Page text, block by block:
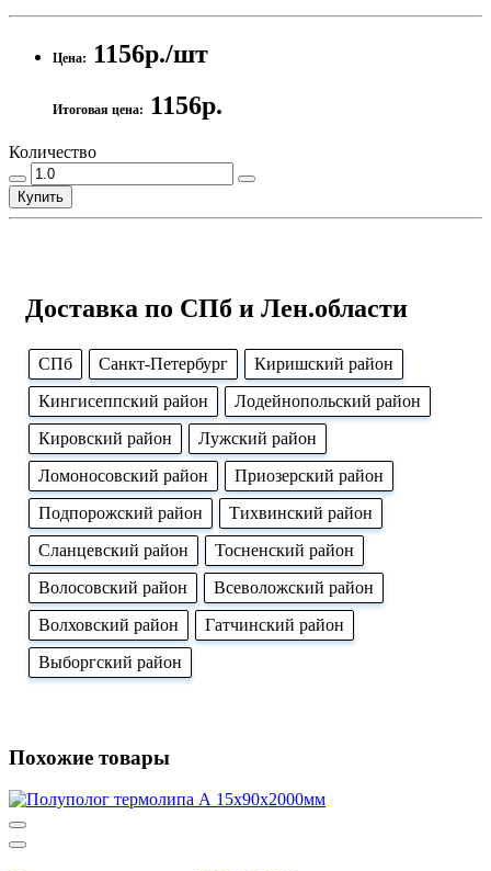
Цена: 1156р./шт
Итоговая цена: 1156р.
Количество
Купить
Доставка по СПб и Лен.области
CПб Cанкт-Петербург
Киришский район
Кингисеппский район
Лодейнопольский район
Кировский район
Лужский район
Ломоносовский район
Приозерский район
Подпорожский район
Тихвинский район
Сланцевский район
Тосненский район
Волосовский район
Всеволожский район
Волховский район
Гатчинский район
Выборгский район
Похожие товары